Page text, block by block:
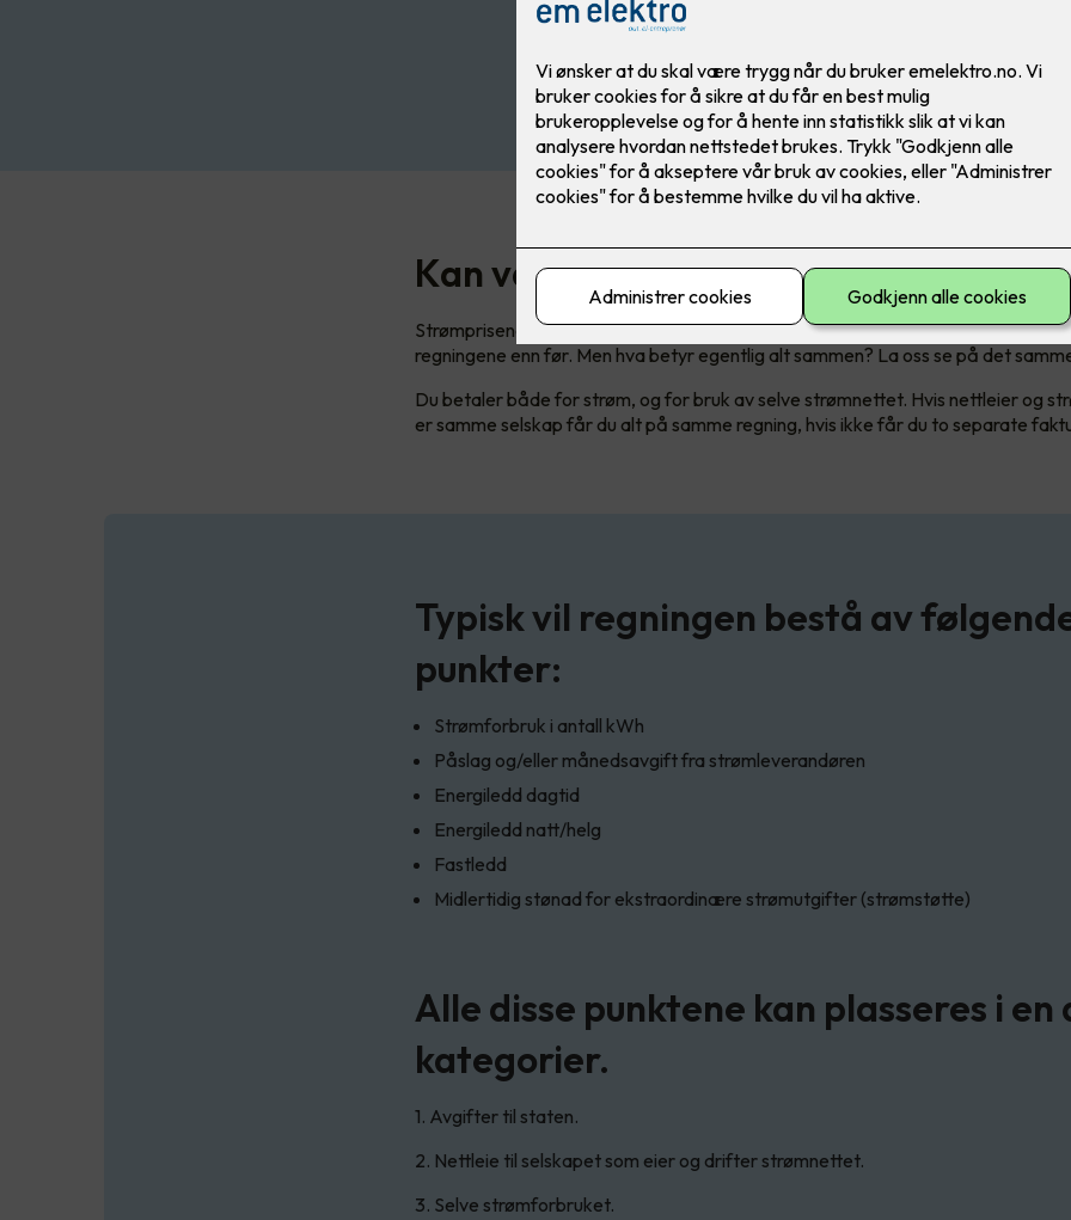
Kan være tricky å forstå
Strømprisene har eksplodert de siste årene, og du er ikke alene hvis du går
regningene enn før. Men hva betyr egentlig alt sammen? La oss se på det
Du betaler både for strøm, og for bruk av selve strømnettet. Hvis nettleier og
er samme selskap får du alt på samme regning, hvis ikke får du to separate
Typisk vil regningen bestå av
punkter:
Strømforbruk i antall kWh
Påslag og/eller månedsavgift fra strømleverandøren
Energiledd dagtid
Energiledd natt/helg
Fastledd
Midlertidig stønad for ekstraordinære strømutgifter (strømstøtte)
Alle disse punktene kan plasseres i en
kategorier.
1. Avgifter til staten.
2. Nettleie til selskapet som eier og drifter strømnettet.
3. Selve strømforbruket.